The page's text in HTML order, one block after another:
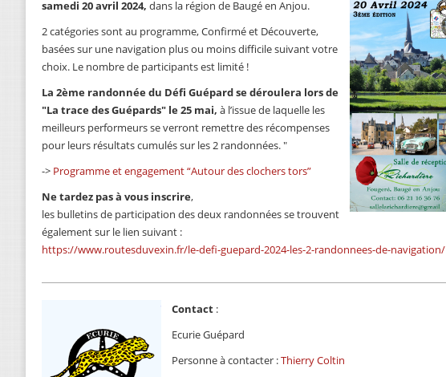
samedi 20 avril 2024, dans la région de Baugé en Anjou.
2 catégories sont au programme, Confirmé et Découverte,
basées sur une navigation plus ou moins difficile suivant votre
choix. Le nombre de participants est limité !
La 2ème randonnée du Défi Guépard se déroulera lors de
"La trace des Guépards" le 25 mai, à l’issue de laquelle les
meilleurs performeurs se verront remettre des récompenses
pour leurs résultats cumulés sur les 2 randonnées. "
-> Programme et engagement “Autour des clochers tors”
Ne tardez pas à vous inscrire,
les bulletins de participation des deux randonnées se trouvent
également sur le lien suivant :
https://www.routesduvexin.fr/le-defi-guepard-2024-les-2-randonnees-de-navigation/
Contact :
Ecurie Guépard
Personne à contacter :Thierry Coltin